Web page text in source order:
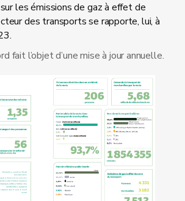
sur les émissions de gaz à effet de
des transports se rapporte, lui, à
fait l’objet d’une mise à jour annuelle.